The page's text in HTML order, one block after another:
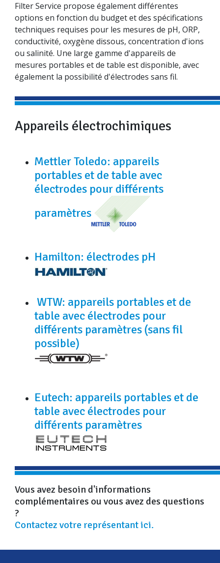
Filter Service propose également différentes
options en fonction du budget et des spécifications
techniques requises pour les mesures de pH, ORP,
conductivité, oxygène dissous, concentration d'ions
ou salinité. Une large gamme d'appareils de
mesures portables et de table est disponible, avec
également la possibilité d'électrodes sans fil.
Appareils électrochimiques
Mettler Toledo: appareils
portables et de table avec
électrodes pour différents
paramètres
Hamilton: électrodes pH
WTW: appareils portables et de
table avec électrodes pour
différents paramètres (sans fil
possible)
Eutech: appareils portables et de
table avec électrodes pour
différents paramètres
Vous avez besoin d'informations
complémentaires ou vous avez des questions
?
Contactez votre représentant ici.